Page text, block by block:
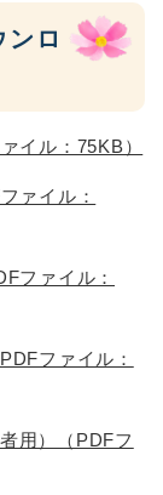
ロ
イル：75KB）
ァイル：
ファイル：
ファイル：
用）（PDFフ